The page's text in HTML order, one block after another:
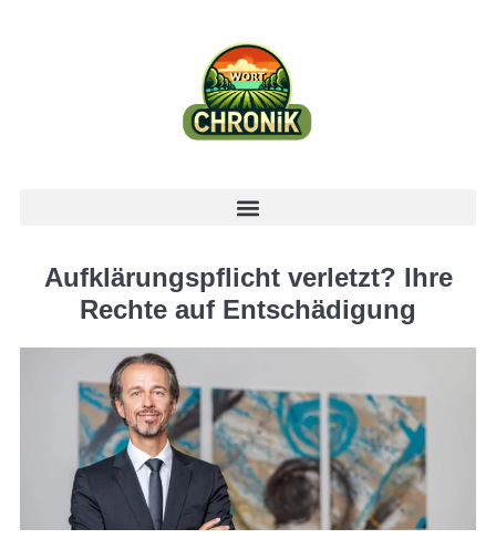
Aufklärungspflicht verletzt? Ihre
Rechte auf Entschädigung